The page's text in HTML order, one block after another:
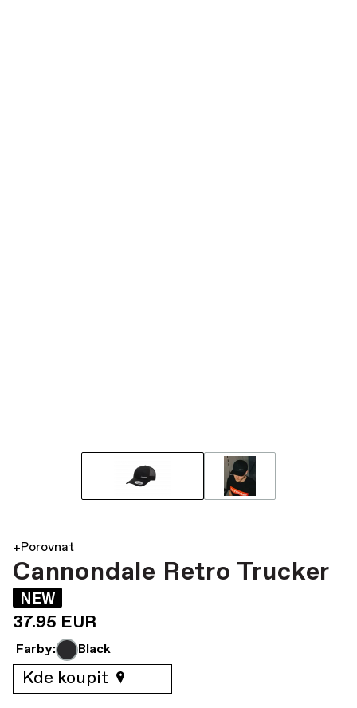
+Porovnat
Cannondale Retro Trucker
NEW
37.95 EUR
Farby: Black
Kde koupit